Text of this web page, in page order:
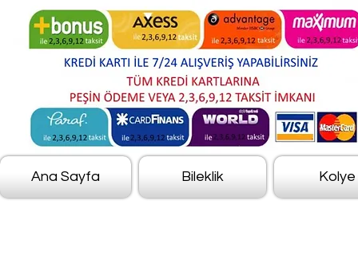
Ana Sayfa Bileklik Kolye